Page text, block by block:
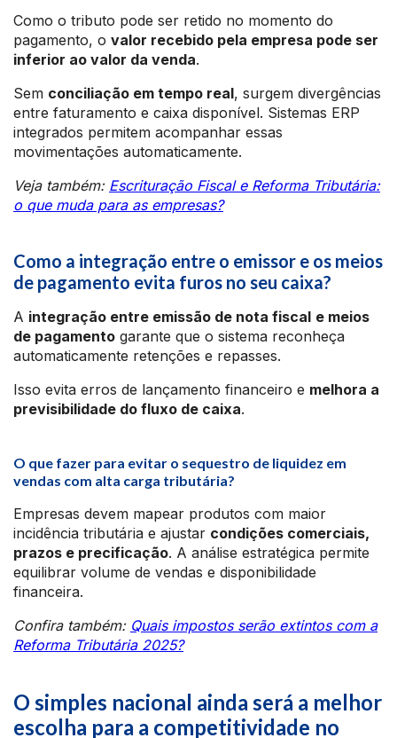
Como o tributo pode ser retido no momento do
pagamento, o valor recebido pela empresa pode ser
inferior ao valor da venda.
Sem conciliação em tempo real, surgem divergências
entre faturamento e caixa disponível. Sistemas ERP
integrados permitem acompanhar essas
movimentações automaticamente.
Veja também: Escrituração Fiscal e Reforma Tributária:
o que muda para as empresas?
Como a integração entre o emissor e os meios
de pagamento evita furos no seu caixa?
A integração entre emissão de nota fiscal e meios
de pagamento garante que o sistema reconheça
automaticamente retenções e repasses.
Isso evita erros de lançamento financeiro e melhora a
previsibilidade do fluxo de caixa.
O que fazer para evitar o sequestro de liquidez em
vendas com alta carga tributária?
Empresas devem mapear produtos com maior
incidência tributária e ajustar condições comerciais,
prazos e precificação. A análise estratégica permite
equilibrar volume de vendas e disponibilidade
financeira.
Confira também: Quais impostos serão extintos com a
Reforma Tributária 2025?
O simples nacional ainda será a melhor
escolha para a competitividade no